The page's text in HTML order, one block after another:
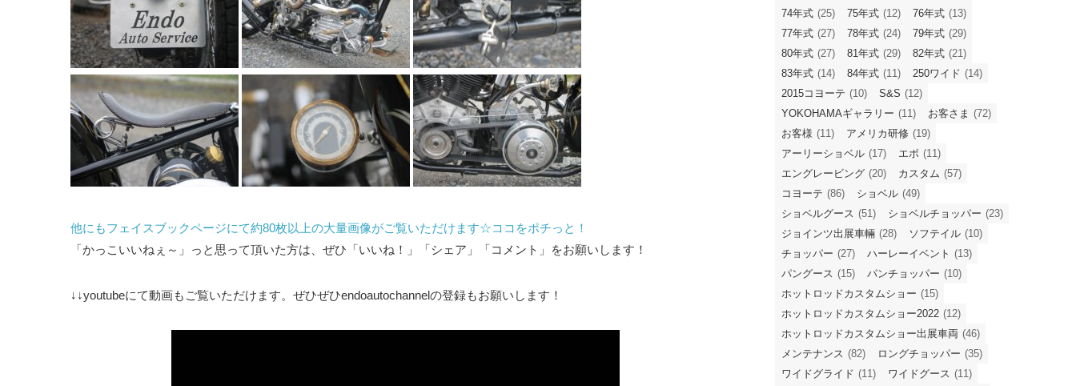
他にもフェイスブックページにて約80枚以上の大量画像がご覧いただけます☆ココをポチっと！
「かっこいいねぇ～」っと思って頂いた方は、ぜひ「いいね！」「シェア」「コメント」をお願いします！
↓↓youtubeにて動画もご覧いただけます。ぜひぜひendoautochannelの登録もお願いします！
74年式 (25) 75年式 (12) 76年式 (13)
77年式 (27) 78年式 (24) 79年式 (29)
80年式 (27) 81年式 (29) 82年式 (21)
83年式 (14) 84年式 (11) 250ワイド (14)
2015コヨーテ (10) S&S (12)
YOKOHAMAギャラリー (11) お客さま (72)
お客様 (11) アメリカ研修 (19)
アーリーショベル (17) エボ (11)
エングレービング (20) カスタム (57)
コヨーテ (86) ショベル (49)
ショベルグース (51) ショベルチョッパー (23)
ジョインツ出展車輛 (28) ソフテイル (10)
チョッパー (27) ハーレーイベント (13)
パングース (15) パンチョッパー (10)
ホットロッドカスタムショー (15)
ホットロッドカスタムショー2022 (12)
ホットロッドカスタムショー出展車両 (46)
メンテナンス (82) ロングチョッパー (35)
ワイドグライド (11) ワイドグース (11)